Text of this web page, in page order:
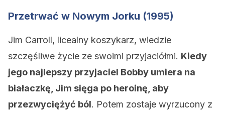
Przetrwać w Nowym Jorku (1995)
Jim Carroll, licealny koszykarz, wiedzie
szczęśliwe życie ze swoimi przyjaciółmi. Kiedy
jego najlepszy przyjaciel Bobby umiera na
białaczkę, Jim sięga po heroinę, aby
przezwyciężyć ból. Potem zostaje wyrzucony z